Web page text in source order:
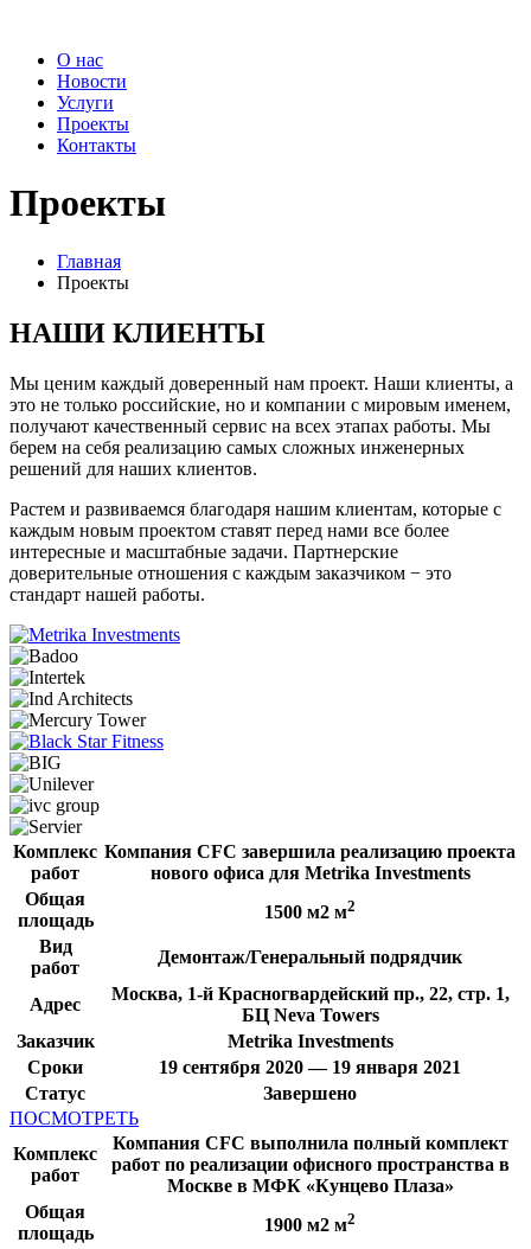
О нас
Новости
Услуги
Проекты
Контакты
Проекты
Главная
Проекты
НАШИ КЛИЕНТЫ
Мы ценим каждый доверенный нам проект. Наши клиенты, а
это не только российские, но и компании с мировым именем,
получают качественный сервис на всех этапах работы. Мы
берем на себя реализацию самых сложных инженерных
решений для наших клиентов.
Растем и развиваемся благодаря нашим клиентам, которые с
каждым новым проектом ставят перед нами все более
интересные и масштабные задачи. Партнерские
доверительные отношения с каждым заказчиком − это
стандарт нашей работы.
Комплекс
работ
Компания CFC завершила реализацию проекта
нового офиса для Metrika Investments
Общая
площадь
1500 м2 м2
Вид
работ
Демонтаж/Генеральный подрядчик
Адрес
Москва, 1-й Красногвардейский пр., 22, стр. 1,
БЦ Neva Towers
Заказчик
Metrika Investments
Сроки
19 сентября 2020 — 19 января 2021
Статус
Завершено
ПОСМОТРЕТЬ
Комплекс
работ
Компания CFC выполнила полный комплект
работ по реализации офисного пространства в
Москве в МФК «Кунцево Плаза»
Общая
площадь
1900 м2 м2